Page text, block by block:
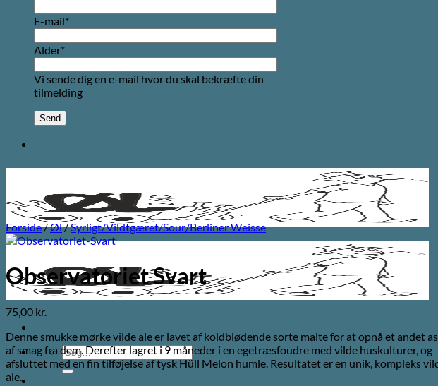
E-mail*
Alder*
Vi sende dig en e-mail hvor du skal bekræfte din
tilmelding
Søg
efter:
Forside/Øl/Syrligt/Vildtgæret/Sour/Berliner Weisse
Observatoriet Svart
75,00 kr.
Denne smukke mørke vilde ale er lavet af koldblødende sorte malte for at opnå et andet
af smag fra dem. Derefter lagret i 9 måneder i en egetræsfoudre med vilde huskulturer, og
afsluttet med en fin tilføjelse af tysk Hüll Melon humle. Resultatet er en unik, kompleks
ale.